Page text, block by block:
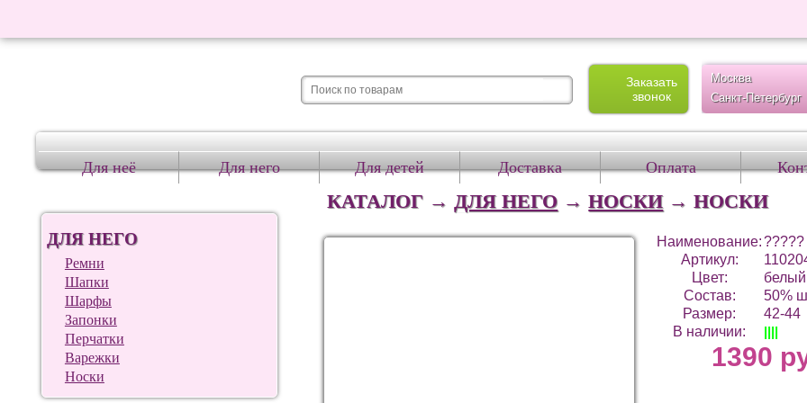
Заказать
звонок
Москва
Санкт-Петербург
Для неё Для него Для детей Доставка Оплата
ДЛЯ НЕГО
Ремни
Шапки
Шарфы
Запонки
Перчатки
Варежки
Носки
КАТАЛОГ →ДЛЯ НЕГО →НОСКИ→НОСКИ
Наименование:?????
Артикул:
Цвет:
Состав:
50%
Размер:
42-44
В наличии:
1390